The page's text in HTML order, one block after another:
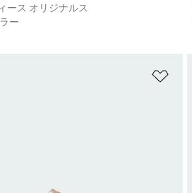
ース オリジナルス
ー